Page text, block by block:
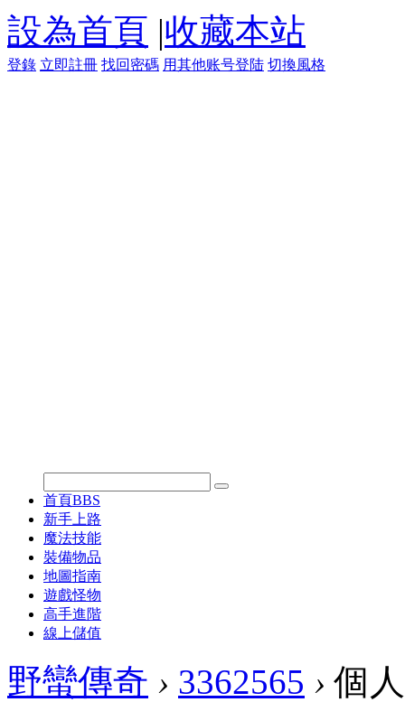
設為首頁 |收藏本站
登錄 立即註冊 找回密碼 用其他账号登陆 切換風格
首頁BBS
新手上路
魔法技能
裝備物品
地圖指南
遊戲怪物
高手進階
線上儲值
野蠻傳奇 › 3362565 › 個